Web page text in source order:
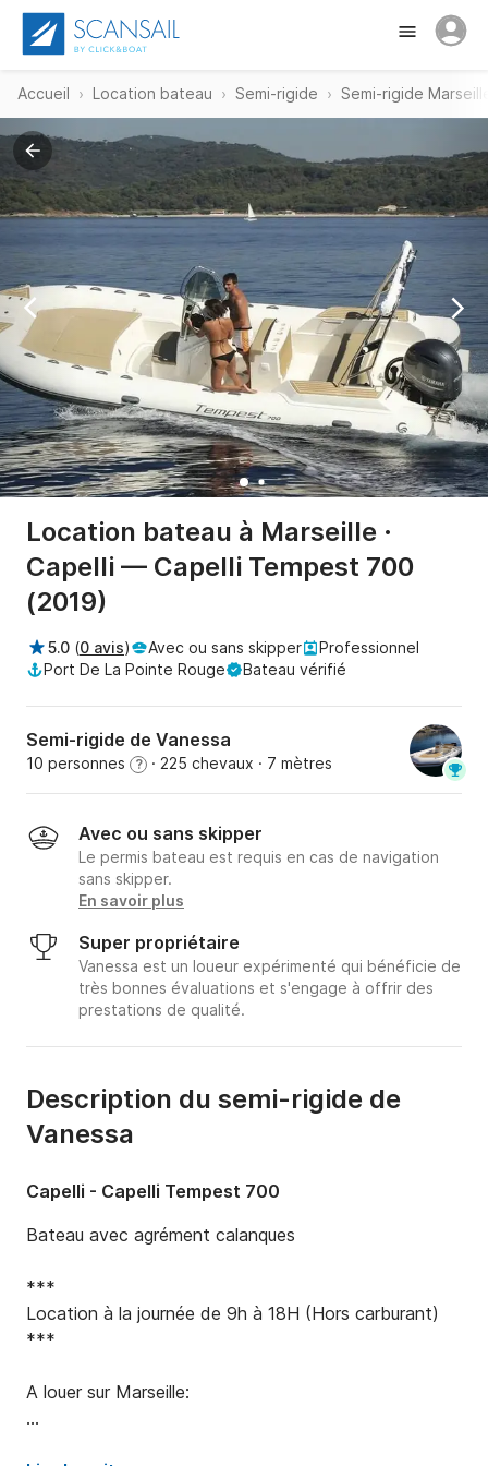
Accueil Location bateau Semi-rigide Semi-rigide
Location bateau à Marseille ·
Capelli — Capelli Tempest 700
(2019)
5.0 (0 avis) Avec ou sans skipper
Professionnel
Port De La Pointe Rouge
Bateau vérifié
Semi-rigide de Vanessa
10 personnes ? · 225 chevaux · 7 mètres
Avec ou sans skipper
Le permis bateau est requis en cas de navigation
sans skipper.
En savoir plus
Super propriétaire
Vanessa est un loueur expérimenté qui bénéficie de
très bonnes évaluations et s'engage à offrir des
prestations de qualité.
Description du semi-rigide de
Vanessa
Capelli - Capelli Tempest 700
Bateau avec agrément calanques
***
Location à la journée de 9h à 18H (Hors carburant)
***
A louer sur Marseille: